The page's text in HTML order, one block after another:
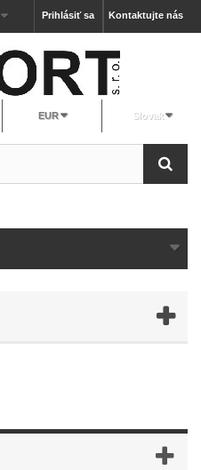
Kontaktujte nás
Prihlásiť sa
Slovak
EUR